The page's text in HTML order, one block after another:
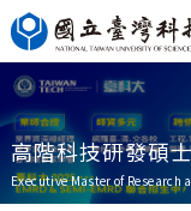
跳
到
主
要
內
容
區
高階科技研發碩
Executive Master of Research